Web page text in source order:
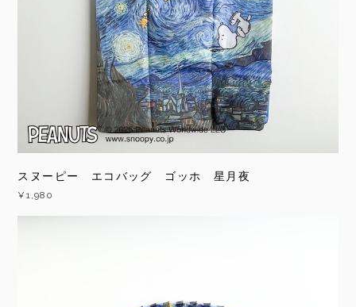
スヌーピー エコバッグ ゴッホ 星月夜
¥1,980